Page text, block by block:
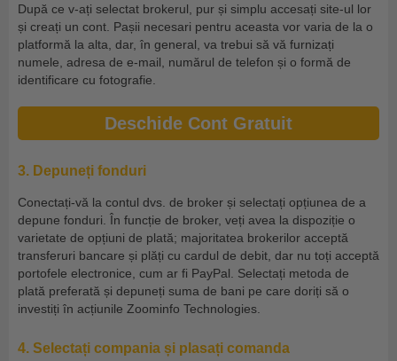
După ce v-ați selectat brokerul, pur și simplu accesați site-ul lor
și creați un cont. Pașii necesari pentru aceasta vor varia de la o
platformă la alta, dar, în general, va trebui să vă furnizați
numele, adresa de e-mail, numărul de telefon și o formă de
identificare cu fotografie.
Deschide Cont Gratuit
3. Depuneți fonduri
Conectați-vă la contul dvs. de broker și selectați opțiunea de a
depune fonduri. În funcție de broker, veți avea la dispoziție o
varietate de opțiuni de plată; majoritatea brokerilor acceptă
transferuri bancare și plăți cu cardul de debit, dar nu toți acceptă
portofele electronice, cum ar fi PayPal. Selectați metoda de
plată preferată și depuneți suma de bani pe care doriți să o
investiți în acțiunile Zoominfo Technologies.
4. Selectați compania și plasați comanda